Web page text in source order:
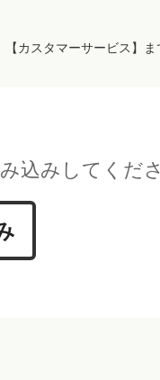
カスタマーサービス】
込みしてくだ